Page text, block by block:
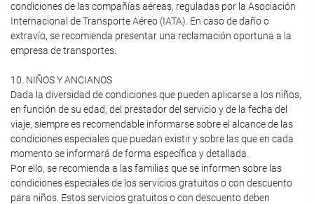
condiciones de las compañías aéreas, reguladas por la Asociación
Internacional de Transporte Aéreo (IATA). En caso de daño o
extravío, se recomienda presentar una reclamación oportuna a la
empresa de transportes.
10. NIÑOS Y ANCIANOS
Dada la diversidad de condiciones que pueden aplicarse a los niños,
en función de su edad, del prestador del servicio y de la fecha del
viaje, siempre es recomendable informarse sobre el alcance de las
condiciones especiales que puedan existir y sobre las que en cada
momento se informará de forma específica y detallada.
Por ello, se recomienda a las familias que se informen sobre las
condiciones especiales de los servicios gratuitos o con descuento
para niños. Estos servicios gratuitos o con descuento deben